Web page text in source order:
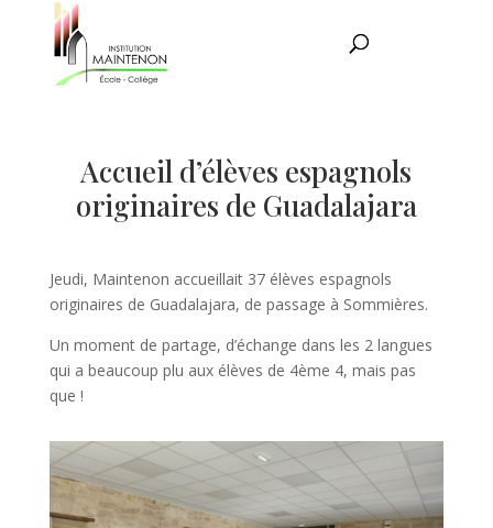
Accueil d’élèves espagnols
originaires de Guadalajara
Jeudi, Maintenon accueillait 37 élèves espagnols
originaires de Guadalajara, de passage à Sommières.
Un moment de partage, d’échange dans les 2 langues
qui a beaucoup plu aux élèves de 4ème 4, mais pas
que !